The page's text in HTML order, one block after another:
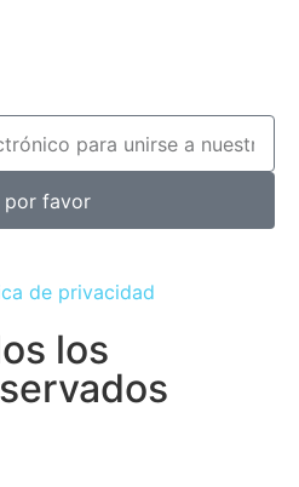
por favor
de privacidad
los